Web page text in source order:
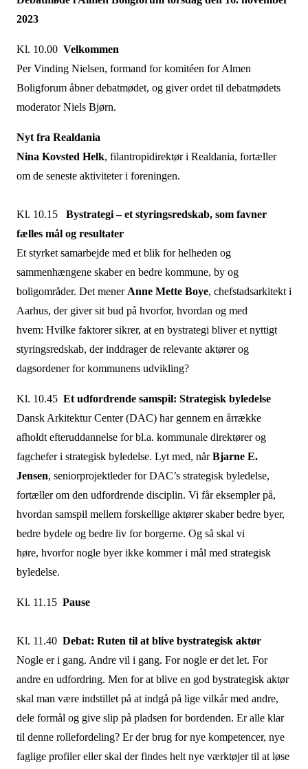
2023
Kl. 10.00 Velkommen
Per Vinding Nielsen, formand for komitéen for Almen
Boligforum åbner debatmødet, og giver ordet til debatmødets
moderator Niels Bjørn.
Nyt fra Realdania
Nina Kovsted Helk, filantropidirektør i Realdania, fortæller
om de seneste aktiviteter i foreningen.
Kl. 10.15
Bystrategi – et styringsredskab, som favner
fælles mål og resultater
Et styrket samarbejde med et blik for helheden og
sammenhængene skaber en bedre kommune, by og
boligområder. Det mener Anne Mette Boye, chefstadsarkitekt i
Aarhus, der giver sit bud på hvorfor, hvordan og med
hvem: Hvilke faktorer sikrer, at en bystrategi bliver et nyttigt
styringsredskab, der inddrager de relevante aktører og
dagsordener for kommunens udvikling?
Kl. 10.45 Et udfordrende samspil: Strategisk byledelse
Dansk Arkitektur Center (DAC) har gennem en årrække
afholdt efteruddannelse for bl.a. kommunale direktører og
fagchefer i strategisk byledelse. Lyt med, nårBjarne E.
Jensen, seniorprojektleder for DAC’s strategisk byledelse,
fortæller om den udfordrende disciplin. Vi får eksempler på,
hvordan samspil mellem forskellige aktører skaber bedre byer,
bedre bydele og bedre liv for borgerne. Og så skal vi
høre, hvorfor nogle byer ikke kommer i mål med strategisk
byledelse.
Kl. 11.15 Pause
Kl. 11.40 Debat: Ruten til at blive bystrategisk aktør
Nogle er i gang. Andre vil i gang. For nogle er det let. For
andre en udfordring. Men for at blive en god bystrategisk aktør
skal man være indstillet på at indgå på lige vilkår med andre,
dele formål og give slip på pladsen for bordenden. Er alle klar
til denne rollefordeling? Er der brug for nye kompetencer, nye
faglige profiler eller skal der findes helt nye værktøjer til at løse